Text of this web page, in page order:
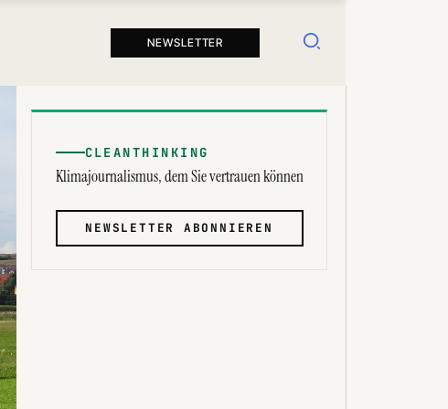
NEWSLETTER Suchen
CLEANTHINKING
Klimajournalismus, dem Sie vertrauen können
NEWSLETTER ABONNIEREN